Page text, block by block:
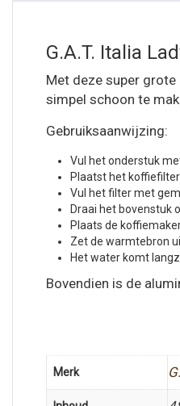
G.A.T. Italia
Met deze super
simpel schoon te
Gebruiksaanwijzing:
Vul het onderstuk
Plaatst het
Vul het filter met
Draai het bovenstuk
Plaats de
Zet de warmtebron
Het water komt
Bovendien is de
Merk